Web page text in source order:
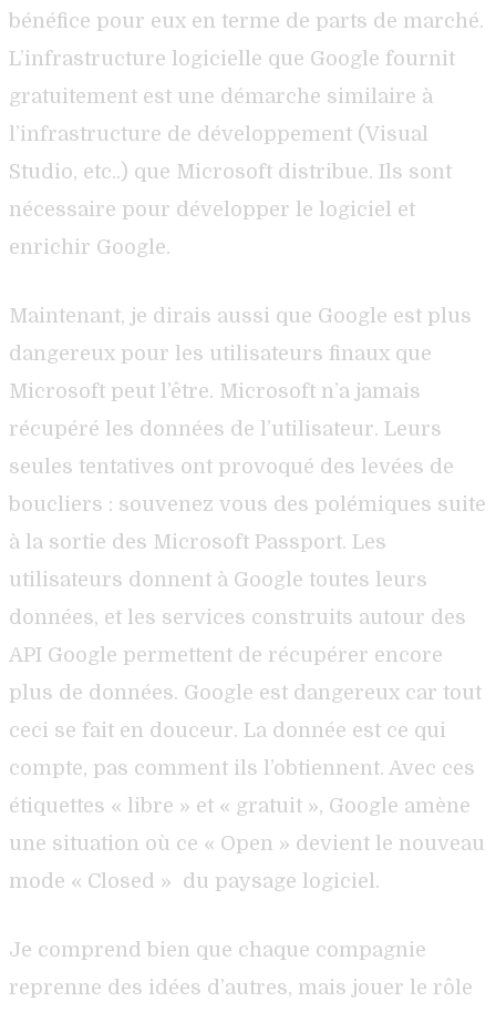
bénéfice pour eux en terme de parts de marché.
L’infrastructure logicielle que Google fournit
gratuitement est une démarche similaire à
l’infrastructure de développement (Visual
Studio, etc..) que Microsoft distribue. Ils sont
nécessaire pour développer le logiciel et
enrichir Google.
Maintenant, je dirais aussi que Google est plus
dangereux pour les utilisateurs finaux que
Microsoft peut l’être. Microsoft n’a jamais
récupéré les données de l’utilisateur. Leurs
seules tentatives ont provoqué des levées de
boucliers : souvenez vous des polémiques suite
à la sortie des Microsoft Passport. Les
utilisateurs donnent à Google toutes leurs
données, et les services construits autour des
API Google permettent de récupérer encore
plus de données. Google est dangereux car tout
ceci se fait en douceur. La donnée est ce qui
compte, pas comment ils l’obtiennent. Avec ces
étiquettes « libre » et « gratuit », Google amène
une situation où ce « Open » devient le nouveau
mode « Closed » du paysage logiciel.
Je comprend bien que chaque compagnie
reprenne des idées d’autres, mais jouer le rôle